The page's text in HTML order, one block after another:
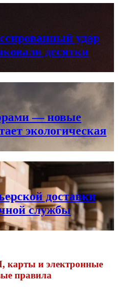
удар
десятки
— новые
экологическая
доставки
службы
карты и электронные
правила